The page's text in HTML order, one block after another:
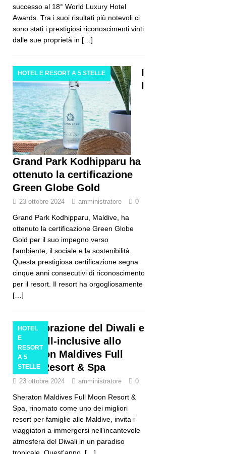
successo al 18° World Luxury Hotel
Awards. Tra i suoi risultati più notevoli ci
sono stati i prestigiosi riconoscimenti vinti
dalle sue proprietà in […]
HOTEL E RESORT A 5 STELLE
I
l
Grand Park Kodhipparu ha
ottenuto la certificazione
Green Globe Gold
23 ottobre 2024 amministratore 0
Grand Park Kodhipparu, Maldive, ha
ottenuto la certificazione Green Globe
Gold per il suo impegno verso
l'ambiente, il sociale e la sostenibilità.
Questa prestigiosa certificazione segna
cinque anni consecutivi di riconoscimento
per il resort. Il resort ha orgogliosamente
[…]
HOTEL
E
RESORT
A 5
STELLE
Celebrazione del Diwali e
lusso all-inclusive allo
Sheraton Maldives Full
Moon Resort & Spa
23 ottobre 2024 amministratore 0
Sheraton Maldives Full Moon Resort &
Spa, rinomato come uno dei migliori
resort per famiglie alle Maldive, invita i
viaggiatori a immergersi nell'incantevole
atmosfera del Diwali in un paradiso